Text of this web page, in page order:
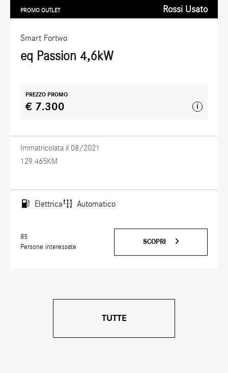
Smart Fortwo
eq Passion 4,6kW
PROMO OUTLET Rossi Usato
PREZZO PROMO
€ 7.300 i
Immatricolata il 08/2021
129.465KM
Elettrica Automatico
85
Persone interessate
SCOPRI
TUTTE